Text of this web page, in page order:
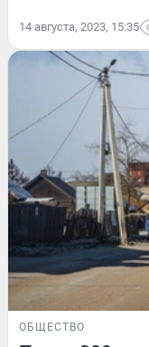
14 августа, 2023, 15:35
ОБЩЕСТВО